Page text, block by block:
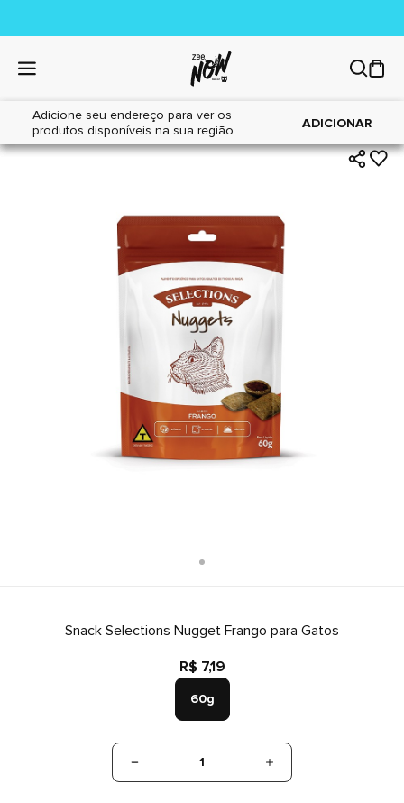
Adicione seu endereço para ver os
produtos disponíveis na sua região.
ADICIONAR
Home|Gatos|Petiscos
Snack Selections Nugget Frango para Gatos
R$ 7,19
60g
1